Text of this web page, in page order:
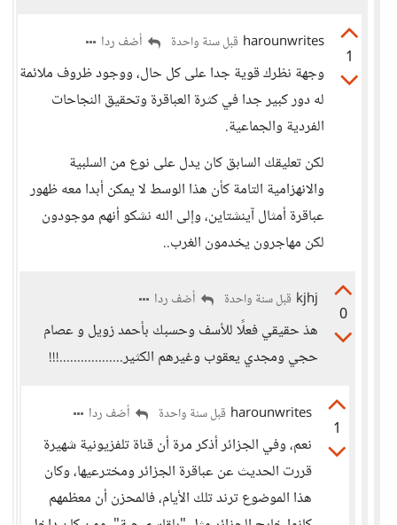
1
harounwrites قبل سنة واحدة أضف ردا
وجهة نظرك قوية جدا على كل حال، ووجود ظروف ملائمة
له دور كبير جدا في كثرة العباقرة وتحقيق النجاحات
الفردية والجماعية.
لكن تعليقك السابق كان يدل على نوع من السلبية
والانهزامية التامة كأن هذا الوسط لا يمكن أبدا معه ظهور
عباقرة أمثال آينشتاين، وإلى الله نشكو أنهم موجودون
لكن مهاجرون يخدمون الغرب..
0
kjhj قبل سنة واحدة أضف ردا
هذ حقيقي فعلًا للأسف وحسبك بأحمد زويل و عصام
حجي ومجدي يعقوب وغيرهم الكثير..................!!!
1
harounwrites قبل سنة واحدة أضف ردا
نعم، وفي الجزائر أذكر مرة أن قناة تلفزيونية شهيرة
قررت الحديث عن عباقرة الجزائر ومخترعيها، وكان
هذا الموضوع ترند تلك الأيام، فالمحزن أن معظمهم